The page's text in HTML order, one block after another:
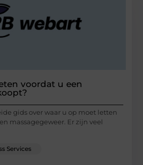
voordat u een
gids over waar u op moet letten
massagegeweer. Er zijn veel
Services